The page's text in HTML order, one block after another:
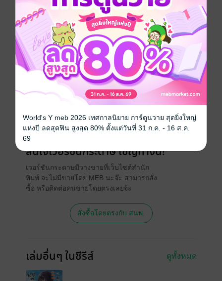
โรแมนติก
ซีรีส์
ไม่ได้เจอกันตั้ง 10 ปี เจ้าเด็กแสบนี่ดันโตมาน่ารักเฉยเลย
ประเภทไฟล์
pdf, epub(สารบัญ)
12 พฤศจิกายน 2567
351 หน้า (≈ 58,518 คำ)
ราคาปก 320 บาท (ประหยัด 6%)
สนใจเวอร์ชันกระดาษ เชิญทางนี้!
เวอร์ชันกระดาษมีวางขายที่เว็บไซต์สำนัก
พิมพ์ จะไม่มีขายโดย MEB นะจ๊ะ สามารถสั่ง
ซื้อ หรือติดต่อคนขายโดยตรงเลยจ้ะ
สั่งซื้อโดยตรงกับ สนพ.
เล่มอื่นๆ ในซีรีส์ ดูทั้งหมด
World's Y meb 2026 เทศกาลนิยาย การ์ตูนวาย สุดยิ่งใหญ่
แห่งปี ลดสุดฟิน สูงสุด 80% ตั้งแต่วันที่ 31 ก.ค. - 16 ส.ค.
69